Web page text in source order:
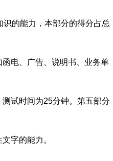
的能力，本部分的得分占总
电、广告、说明书、业务单
试时间为25分钟。第五部分
字的能力。